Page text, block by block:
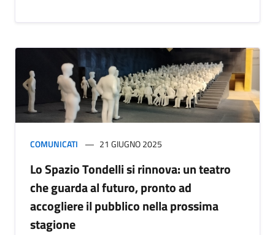
COMUNICATI 21 GIUGNO 2025
Lo Spazio Tondelli si rinnova: un teatro
che guarda al futuro, pronto ad
accogliere il pubblico nella prossima
stagione